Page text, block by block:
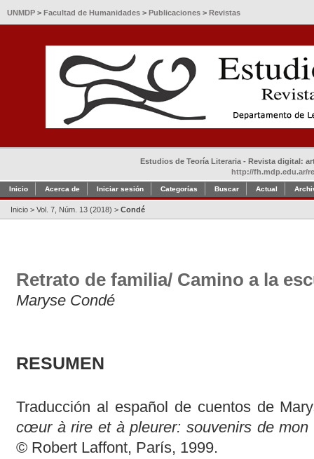
UNMDP > Facultad de Humanidades > Publicaciones > Revistas
Estudios de Teoría Literaria - Revista digital:
http://fh.mdp.edu.ar/
Inicio Acerca de Iniciar sesión Categorías Buscar Actual
Inicio > Vol. 7, Núm. 13 (2018) > Condé
Retrato de familia/ Camino a la
Maryse Condé
RESUMEN
Traducción al español de cuentos de
cœur à rire et à pleurer: souvenirs de mon
© Robert Laffont, París, 1999.